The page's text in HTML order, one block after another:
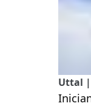
Uttal